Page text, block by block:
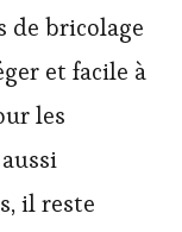
de bricolage
et facile à
les
il reste